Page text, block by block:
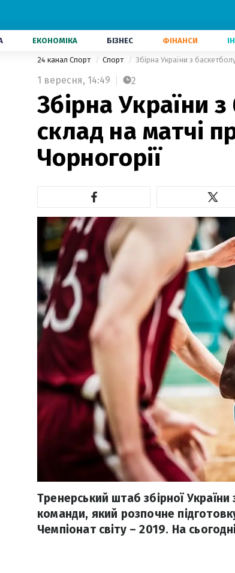
ЕКОНОМІКА БІЗНЕС ФІНАНСИ
24 канал Спорт Спорт Збірна України з
1 вересня, 14:49 2
Збірна України
склад на матчі
Чорногорії
Тренерський штаб збірної
команди, який розпочне
Чемпіонат світу – 2019. На